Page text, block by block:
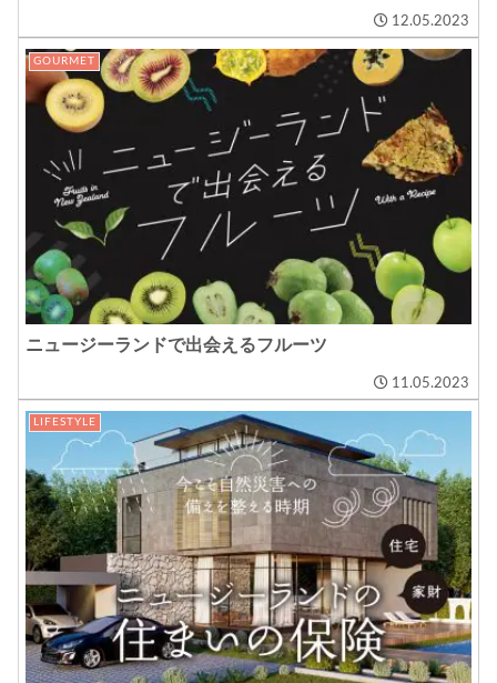
12.05.2023
GOURMET
ニュージーランドで出会えるフルーツ
11.05.2023
LIFESTYLE